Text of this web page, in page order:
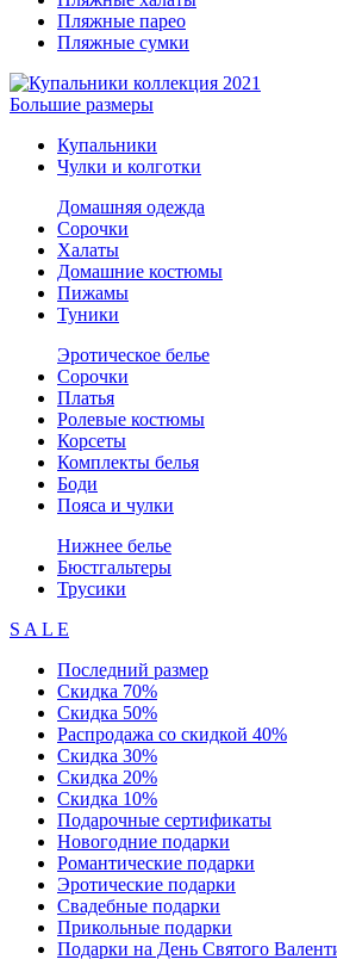
Пляжные парео
Пляжные сумки
Большие размеры
Купальники
Чулки и колготки
Домашняя одежда
Сорочки
Халаты
Домашние костюмы
Пижамы
Туники
Эротическое белье
Сорочки
Платья
Ролевые костюмы
Корсеты
Комплекты белья
Боди
Пояса и чулки
Нижнее белье
Бюстгальтеры
Трусики
S A L E
Последний размер
Скидка 70%
Скидка 50%
Распродажа со скидкой 40%
Скидка 30%
Скидка 20%
Скидка 10%
Подарочные сертификаты
Новогодние подарки
Романтические подарки
Эротические подарки
Свадебные подарки
Прикольные подарки
Подарки на День Святого